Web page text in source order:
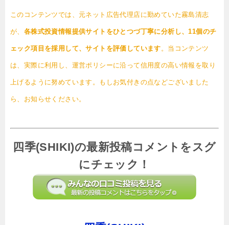
このコンテンツでは、元ネット広告代理店に勤めていた霧島清志
が、 各株式投資情報提供サイトをひとつづ丁寧に分析し、11個のチ
ェック項目を採用して、サイトを評価しています。当コンテンツ
は、実際に利用し、運営ポリシーに沿って信用度の高い情報を取り
上げるように努めています。もしお気付きの点などございました
ら、お知らせください。
四季(SHIKI)の最新投稿コメントをスグ
にチェック！